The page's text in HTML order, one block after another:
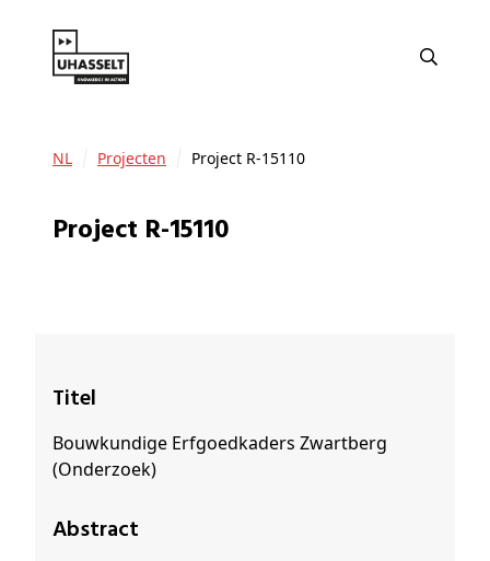
NL Projecten Project R-15110
Project R-15110
Titel
Bouwkundige Erfgoedkaders Zwartberg
(Onderzoek)
Abstract